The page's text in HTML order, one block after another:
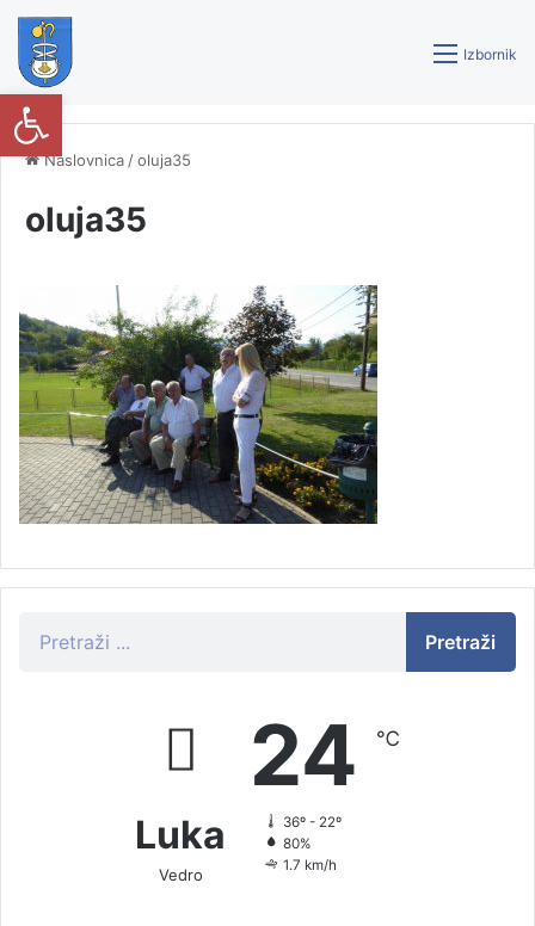
Izbornik
Naslovnica /oluja35
oluja35
Pretraži
Luka
Vedro
24 ℃
36º - 22º
80%
1.7 km/h
Open toolbar